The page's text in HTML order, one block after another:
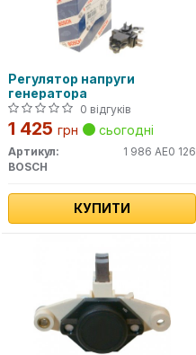
Регулятор напруги
генератора
0 відгуків
1 425 грн сьогодні
Артикул:
1 986 AE0 126
BOSCH
КУПИТИ